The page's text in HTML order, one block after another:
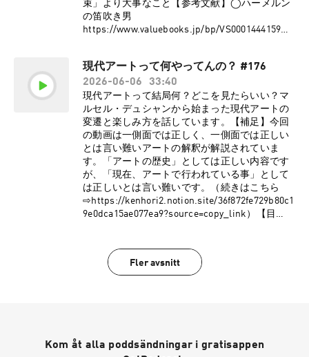
VuUv5jLeFBViDU⁠⁠⁠⁠⁠⁠⁠⁠⁠⁠⁠⁠⁠⁠⁠⁠⁠⁠⁠⁠⁠⁠⁠⁠⁠⁠⁠⁠⁠⁠⁠⁠⁠⁠⁠⁠⁠⁠⁠⁠⁠⁠⁠⁠⁠⁠⁠⁠⁠⁠⁠⁠⁠⁠⁠⁠⁠⁠⁠⁠⁠⁠⁠⁠⁠⁠⁠⁠⁠⁠⁠⁠⁠⁠⁠⁠⁠⁠⁠⁠⁠⁠⁠⁠⁠⁠⁠⁠⁠⁠⁠⁠⁠⁠⁠⁠⁠⁠⁠⁠⁠⁠⁠⁠⁠⁠⁠⁠⁠⁠⁠⁠⁠⁠⁠⁠⁠⁠⁠⁠⁠⁠⁠⁠⁠⁠⁠)◯ゆる天文学ラジオ
(⁠⁠⁠⁠⁠⁠⁠⁠⁠⁠⁠⁠⁠⁠⁠⁠⁠⁠⁠⁠⁠⁠⁠⁠⁠⁠⁠⁠⁠⁠⁠⁠⁠⁠⁠⁠⁠⁠⁠⁠⁠⁠⁠⁠⁠⁠⁠⁠⁠⁠⁠⁠⁠⁠⁠⁠⁠⁠⁠⁠⁠⁠⁠⁠⁠⁠⁠⁠⁠⁠⁠⁠⁠⁠⁠⁠⁠⁠⁠⁠⁠⁠⁠⁠⁠⁠⁠⁠⁠⁠⁠⁠⁠⁠⁠⁠⁠⁠⁠⁠⁠⁠⁠⁠⁠⁠⁠⁠⁠⁠⁠⁠⁠⁠⁠⁠⁠⁠⁠⁠⁠⁠⁠⁠⁠⁠⁠https://open.spotify.com/show/6CGctNRB
します！Gmail ⇨ u.takumi.cello@gmail.comX
⇨ ⁠⁠⁠⁠⁠⁠⁠⁠⁠⁠⁠⁠⁠⁠⁠⁠⁠⁠⁠⁠⁠⁠⁠⁠⁠⁠⁠⁠⁠⁠⁠https://x.com/urashitatakumi⁠⁠⁠⁠⁠⁠⁠⁠⁠⁠⁠⁠⁠⁠⁠⁠⁠⁠⁠⁠⁠⁠⁠⁠⁠⁠⁠⁠⁠⁠⁠個人YouTube
【姉妹チャンネル】◯ゆる言語学ラジオ
(⁠⁠⁠⁠⁠⁠⁠⁠⁠⁠⁠⁠⁠⁠⁠⁠⁠⁠⁠⁠⁠⁠⁠⁠⁠⁠⁠⁠⁠⁠⁠⁠⁠⁠⁠⁠⁠⁠⁠⁠⁠⁠⁠⁠⁠⁠⁠⁠⁠⁠⁠⁠⁠⁠⁠⁠⁠⁠⁠⁠⁠⁠⁠⁠⁠⁠⁠⁠⁠⁠⁠⁠⁠⁠⁠⁠⁠⁠⁠⁠⁠⁠⁠⁠⁠⁠⁠⁠⁠⁠⁠⁠⁠⁠⁠⁠⁠⁠⁠⁠⁠⁠⁠⁠⁠⁠⁠⁠⁠⁠⁠⁠⁠⁠⁠⁠⁠⁠⁠⁠⁠⁠⁠⁠⁠⁠https://open.spotify.com/show/3nBZ3AgB
AfSYdHbpJflIHZ⁠⁠⁠⁠⁠⁠⁠⁠⁠⁠⁠⁠⁠⁠⁠⁠⁠⁠⁠⁠⁠⁠⁠⁠⁠⁠⁠⁠⁠⁠⁠⁠⁠⁠⁠⁠⁠⁠⁠⁠⁠⁠⁠⁠⁠⁠⁠⁠⁠⁠⁠⁠⁠⁠⁠⁠⁠⁠⁠⁠⁠⁠⁠⁠⁠⁠⁠⁠⁠⁠⁠⁠⁠⁠⁠⁠⁠⁠⁠⁠⁠⁠⁠⁠⁠⁠⁠⁠⁠⁠⁠⁠⁠⁠⁠⁠⁠⁠⁠⁠⁠⁠⁠⁠⁠⁠⁠⁠⁠⁠⁠⁠⁠⁠⁠⁠⁠⁠⁠⁠⁠⁠⁠⁠⁠⁠)◯ゆるコンピュータ科学
ラジオ
(⁠⁠⁠⁠⁠⁠⁠⁠⁠⁠⁠⁠⁠⁠⁠⁠⁠⁠⁠⁠⁠⁠⁠⁠⁠⁠⁠⁠⁠⁠⁠⁠⁠⁠⁠⁠⁠⁠⁠⁠⁠⁠⁠⁠⁠⁠⁠⁠⁠⁠⁠⁠⁠⁠⁠⁠⁠⁠⁠⁠⁠⁠⁠⁠⁠⁠⁠⁠⁠⁠⁠⁠⁠⁠⁠⁠⁠⁠⁠⁠⁠⁠⁠⁠⁠⁠⁠⁠⁠⁠⁠⁠⁠⁠⁠⁠⁠⁠⁠⁠⁠⁠⁠⁠⁠⁠⁠⁠⁠⁠⁠⁠⁠⁠⁠⁠⁠⁠⁠⁠⁠⁠⁠⁠⁠⁠https://open.spotify.com/show/32qgIhAHY
nseWxiGyrFzSt⁠⁠⁠⁠⁠⁠⁠⁠⁠⁠⁠⁠⁠⁠⁠⁠⁠⁠⁠⁠⁠⁠⁠⁠⁠⁠⁠⁠⁠⁠⁠⁠⁠⁠⁠⁠⁠⁠⁠⁠⁠⁠⁠⁠⁠⁠⁠⁠⁠⁠⁠⁠⁠⁠⁠⁠⁠⁠⁠⁠⁠⁠⁠⁠⁠⁠⁠⁠⁠⁠⁠⁠⁠⁠⁠⁠⁠⁠⁠⁠⁠⁠⁠⁠⁠⁠⁠⁠⁠⁠⁠⁠⁠⁠⁠⁠⁠⁠⁠⁠⁠⁠⁠⁠⁠⁠⁠⁠⁠⁠⁠⁠⁠⁠⁠⁠⁠⁠⁠⁠⁠⁠⁠⁠⁠⁠)◯ゆる音楽学ラジオ
(⁠⁠⁠⁠⁠⁠⁠⁠⁠⁠⁠⁠⁠⁠⁠⁠⁠⁠⁠⁠⁠⁠⁠⁠⁠⁠⁠⁠⁠⁠⁠⁠⁠⁠⁠⁠⁠⁠⁠⁠⁠⁠⁠⁠⁠⁠⁠⁠⁠⁠⁠⁠⁠⁠⁠⁠⁠⁠⁠⁠⁠⁠⁠⁠⁠⁠⁠⁠⁠⁠⁠⁠⁠⁠⁠⁠⁠⁠⁠⁠⁠⁠⁠⁠⁠⁠⁠⁠⁠⁠⁠⁠⁠⁠⁠⁠⁠⁠⁠⁠⁠⁠⁠⁠⁠⁠⁠⁠⁠⁠⁠⁠⁠⁠⁠⁠⁠⁠⁠⁠⁠⁠⁠⁠⁠⁠https://open.spotify.com/show/7Ba89bnuE
W0pyMeUbGR3oT⁠⁠⁠⁠⁠⁠⁠⁠⁠⁠⁠⁠⁠⁠⁠⁠⁠⁠⁠⁠⁠⁠⁠⁠⁠⁠⁠⁠⁠⁠⁠⁠⁠⁠⁠⁠⁠⁠⁠⁠⁠⁠⁠⁠⁠⁠⁠⁠⁠⁠⁠⁠⁠⁠⁠⁠⁠⁠⁠⁠⁠⁠⁠⁠⁠⁠⁠⁠⁠⁠⁠⁠⁠⁠⁠⁠⁠⁠⁠⁠⁠⁠⁠⁠⁠⁠⁠⁠⁠⁠⁠⁠⁠⁠⁠⁠⁠⁠⁠⁠⁠⁠⁠⁠⁠⁠⁠⁠⁠⁠⁠⁠⁠⁠⁠⁠⁠⁠⁠⁠⁠⁠⁠⁠⁠⁠)◯ゆる民俗学ラジオ
(⁠⁠⁠⁠⁠⁠⁠⁠⁠⁠⁠⁠⁠⁠⁠⁠⁠⁠⁠⁠⁠⁠⁠⁠⁠⁠⁠⁠⁠⁠⁠⁠⁠⁠⁠⁠⁠⁠⁠⁠⁠⁠⁠⁠⁠⁠⁠⁠⁠⁠⁠⁠⁠⁠⁠⁠⁠⁠⁠⁠⁠⁠⁠⁠⁠⁠⁠⁠⁠⁠⁠⁠⁠⁠⁠⁠⁠⁠⁠⁠⁠⁠⁠⁠⁠⁠⁠⁠⁠⁠⁠⁠⁠⁠⁠⁠⁠⁠⁠⁠⁠⁠⁠⁠⁠⁠⁠⁠⁠⁠⁠⁠⁠⁠⁠⁠⁠⁠⁠⁠⁠⁠⁠⁠⁠⁠https://open.spotify.com/show/2OPaWdgR
VuUv5jLeFBViDU⁠⁠⁠⁠⁠⁠⁠⁠⁠⁠⁠⁠⁠⁠⁠⁠⁠⁠⁠⁠⁠⁠⁠⁠⁠⁠⁠⁠⁠⁠⁠⁠⁠⁠⁠⁠⁠⁠⁠⁠⁠⁠⁠⁠⁠⁠⁠⁠⁠⁠⁠⁠⁠⁠⁠⁠⁠⁠⁠⁠⁠⁠⁠⁠⁠⁠⁠⁠⁠⁠⁠⁠⁠⁠⁠⁠⁠⁠⁠⁠⁠⁠⁠⁠⁠⁠⁠⁠⁠⁠⁠⁠⁠⁠⁠⁠⁠⁠⁠⁠⁠⁠⁠⁠⁠⁠⁠⁠⁠⁠⁠⁠⁠⁠⁠⁠⁠⁠⁠⁠⁠⁠⁠⁠⁠⁠)◯ゆる天文学ラジオ
(⁠⁠⁠⁠⁠⁠⁠⁠⁠⁠⁠⁠⁠⁠⁠⁠⁠⁠⁠⁠⁠⁠⁠⁠⁠⁠⁠⁠⁠⁠⁠⁠⁠⁠⁠⁠⁠⁠⁠⁠⁠⁠⁠⁠⁠⁠⁠⁠⁠⁠⁠⁠⁠⁠⁠⁠⁠⁠⁠⁠⁠⁠⁠⁠⁠⁠⁠⁠⁠⁠⁠⁠⁠⁠⁠⁠⁠⁠⁠⁠⁠⁠⁠⁠⁠⁠⁠⁠⁠⁠⁠⁠⁠⁠⁠⁠⁠⁠⁠⁠⁠⁠⁠⁠⁠⁠⁠⁠⁠⁠⁠⁠⁠⁠⁠⁠⁠⁠⁠⁠⁠⁠⁠⁠⁠⁠https://open.spotify.com/show/6CGctNRB
pOJmNPPSbvGV51⁠⁠⁠⁠⁠⁠⁠⁠⁠⁠⁠⁠⁠⁠⁠⁠⁠⁠⁠⁠⁠⁠⁠⁠⁠⁠⁠⁠⁠⁠⁠⁠⁠⁠⁠⁠⁠⁠⁠⁠⁠⁠⁠⁠⁠⁠⁠⁠⁠⁠⁠⁠⁠⁠⁠⁠⁠⁠⁠⁠⁠⁠⁠⁠⁠⁠⁠⁠⁠⁠⁠⁠⁠⁠⁠⁠⁠⁠⁠⁠⁠⁠⁠⁠⁠⁠⁠⁠⁠⁠⁠⁠⁠⁠⁠⁠⁠⁠⁠⁠⁠⁠⁠⁠⁠⁠⁠⁠⁠⁠⁠⁠⁠⁠⁠⁠⁠⁠⁠⁠⁠⁠⁠⁠⁠⁠)
公式X】 ゆる哲学ラジオのXアカウントがあるの
で、是非フォローしてください！⇨
ら！】⁠⁠⁠⁠⁠⁠⁠⁠⁠⁠⁠⁠⁠⁠⁠⁠⁠⁠⁠⁠⁠⁠⁠⁠⁠⁠⁠⁠⁠⁠⁠⁠⁠⁠⁠⁠⁠⁠⁠⁠⁠⁠⁠⁠⁠⁠⁠⁠⁠⁠⁠⁠⁠⁠⁠⁠⁠⁠⁠⁠⁠⁠⁠⁠⁠⁠⁠⁠⁠⁠⁠⁠⁠⁠⁠⁠⁠⁠⁠⁠⁠⁠⁠⁠⁠⁠⁠⁠⁠⁠⁠⁠⁠⁠⁠⁠⁠⁠⁠⁠⁠⁠⁠⁠⁠⁠⁠⁠⁠⁠⁠⁠⁠⁠⁠⁠⁠⁠⁠⁠⁠⁠⁠⁠⁠info@pedantic.jp⁠⁠⁠⁠⁠⁠⁠⁠⁠⁠⁠⁠⁠⁠⁠⁠⁠⁠⁠⁠⁠⁠⁠⁠⁠⁠⁠⁠⁠⁠⁠⁠⁠⁠⁠⁠⁠⁠⁠⁠⁠⁠⁠⁠⁠⁠⁠⁠⁠⁠⁠⁠⁠⁠⁠⁠⁠⁠⁠⁠⁠⁠⁠⁠⁠⁠⁠⁠⁠⁠⁠⁠⁠⁠⁠⁠⁠⁠⁠⁠⁠⁠⁠⁠⁠⁠⁠⁠⁠⁠⁠⁠⁠⁠⁠⁠⁠⁠⁠⁠⁠⁠⁠⁠⁠⁠⁠⁠⁠⁠⁠⁠⁠⁠⁠⁠⁠⁠⁠⁠⁠⁠⁠⁠⁠※ゆる哲学ラ
ジオは株式会社pedanticが制作しています。
【平田トキヒロ：プロフィール】東京学芸大学
教育学部哲学分野卒。企業に勤めながら本を積
んでは読み漁る日々を暮らす。学部時代に社会
学から哲学へ転向。美学にも傾倒。日本哲学会
員。アホなつぶやきとかしてます。
X⇨⁠⁠⁠⁠⁠⁠⁠⁠⁠⁠⁠⁠⁠⁠⁠⁠⁠⁠⁠⁠⁠⁠⁠⁠⁠⁠⁠⁠⁠⁠⁠⁠⁠⁠⁠⁠⁠⁠⁠⁠⁠⁠⁠⁠⁠⁠⁠⁠⁠⁠⁠⁠⁠⁠⁠⁠⁠⁠⁠⁠⁠⁠⁠⁠⁠⁠⁠⁠⁠⁠⁠⁠⁠⁠⁠⁠⁠⁠⁠⁠⁠⁠⁠⁠⁠⁠⁠⁠⁠⁠⁠⁠⁠⁠⁠⁠⁠⁠⁠⁠⁠⁠⁠⁠⁠⁠⁠⁠⁠⁠⁠⁠⁠⁠⁠⁠⁠⁠⁠⁠⁠⁠⁠⁠⁠https://twitter.com/yuru_philo⁠⁠⁠⁠⁠⁠⁠⁠⁠⁠⁠⁠⁠⁠⁠⁠⁠⁠⁠⁠⁠⁠⁠⁠⁠⁠⁠⁠⁠⁠⁠⁠⁠⁠⁠⁠⁠⁠⁠⁠⁠⁠⁠⁠⁠⁠⁠⁠⁠⁠⁠⁠⁠⁠⁠⁠⁠⁠⁠⁠⁠⁠⁠⁠⁠⁠⁠⁠⁠⁠⁠⁠⁠⁠⁠⁠⁠⁠⁠⁠⁠⁠⁠⁠⁠⁠⁠⁠⁠⁠⁠⁠⁠⁠⁠⁠⁠⁠⁠⁠⁠⁠⁠⁠⁠⁠⁠⁠⁠⁠⁠⁠⁠⁠⁠⁠⁠⁠⁠⁠⁠⁠⁠⁠⁠【
浦下：プロフィール】東京学芸大学教育学部
卒。A類音楽選修にて器楽（チェロ）を専攻。
今もひたすら熱く楽しくチェロを弾いている。
演奏・レッスンの依頼はGmailかTwitterのDMま
します！Gmail ⇨ u.takumi.cello@gmail.comX
⇨ ⁠⁠⁠⁠⁠⁠⁠⁠⁠⁠⁠⁠⁠⁠⁠⁠⁠⁠⁠⁠⁠⁠⁠⁠⁠⁠⁠⁠⁠⁠https://x.com/urashitatakumi⁠⁠⁠⁠⁠⁠⁠⁠⁠⁠⁠⁠⁠⁠⁠⁠⁠⁠⁠⁠⁠⁠⁠⁠⁠⁠⁠⁠⁠⁠個人YouTube
ラジオ
束」より大事なこと【参考文献】◯ハーメルン
の笛吹き男
https://www.valuebooks.jp/bp/VS0001444159【
items/folder/4a66f8d7ce1d4eb⁠⁠⁠⁠⁠⁠⁠⁠⁠⁠⁠⁠⁠⁠⁠⁠⁠⁠⁠⁠⁠⁠⁠⁠⁠⁠⁠⁠⁠⁠⁠⁠⁠⁠⁠⁠⁠⁠⁠⁠⁠⁠⁠⁠⁠⁠⁠⁠⁠⁠⁠⁠⁠⁠⁠⁠⁠⁠⁠⁠⁠⁠⁠⁠⁠⁠⁠⁠⁠⁠⁠⁠⁠⁠⁠【サポーター
コミュニティはこちらか
ら】⁠⁠⁠⁠⁠⁠⁠⁠⁠⁠⁠⁠⁠⁠⁠⁠⁠⁠⁠⁠⁠⁠⁠⁠⁠⁠⁠⁠⁠⁠⁠⁠⁠⁠⁠⁠⁠⁠⁠⁠⁠⁠⁠⁠⁠⁠⁠⁠⁠⁠⁠⁠⁠⁠⁠⁠⁠⁠⁠⁠⁠⁠⁠⁠⁠⁠⁠⁠⁠⁠⁠⁠⁠⁠⁠⁠⁠⁠⁠⁠⁠⁠⁠⁠⁠⁠⁠⁠⁠⁠⁠⁠⁠⁠⁠⁠⁠⁠⁠⁠⁠⁠⁠⁠⁠⁠⁠⁠⁠⁠⁠⁠⁠⁠⁠⁠⁠⁠⁠⁠⁠⁠⁠⁠https://yurugakuto.com/tetsu⁠⁠⁠⁠⁠⁠⁠⁠⁠⁠⁠⁠⁠⁠⁠⁠⁠⁠⁠⁠⁠⁠⁠⁠⁠⁠⁠⁠⁠⁠⁠⁠⁠⁠⁠⁠⁠⁠⁠⁠⁠⁠⁠⁠⁠⁠⁠⁠⁠⁠⁠⁠⁠⁠⁠⁠⁠⁠⁠⁠⁠⁠⁠⁠⁠⁠⁠⁠⁠⁠⁠⁠⁠⁠⁠⁠⁠⁠⁠⁠⁠⁠⁠⁠⁠⁠⁠⁠⁠⁠⁠⁠⁠⁠⁠⁠⁠⁠⁠⁠⁠⁠⁠⁠⁠⁠⁠⁠⁠⁠⁠⁠⁠⁠⁠⁠⁠⁠⁠⁠⁠⁠⁠⁠【
公式X】 ゆる哲学ラジオのXアカウントがあるの
で、是非フォローしてください！⇨
⁠⁠⁠⁠⁠⁠⁠⁠⁠⁠⁠⁠⁠⁠⁠⁠⁠⁠⁠⁠⁠⁠⁠⁠⁠⁠⁠⁠⁠⁠⁠⁠⁠⁠⁠⁠⁠⁠⁠⁠⁠⁠⁠⁠⁠⁠⁠⁠⁠⁠⁠⁠⁠⁠⁠⁠⁠⁠⁠⁠⁠⁠⁠⁠⁠⁠⁠⁠⁠⁠⁠⁠⁠⁠⁠⁠⁠⁠⁠⁠⁠https://twitter.com/yuru_philosophy⁠⁠⁠⁠⁠⁠⁠⁠⁠⁠⁠⁠⁠⁠⁠⁠⁠⁠⁠⁠⁠⁠⁠⁠⁠⁠⁠⁠⁠⁠⁠⁠⁠⁠⁠⁠⁠⁠⁠⁠⁠⁠⁠⁠⁠⁠⁠⁠⁠⁠⁠⁠⁠⁠⁠⁠⁠⁠⁠⁠⁠⁠⁠⁠⁠⁠⁠⁠⁠⁠⁠⁠⁠⁠⁠⁠⁠⁠⁠⁠【お
仕事依頼はこち
ら！】⁠⁠⁠⁠⁠⁠⁠⁠⁠⁠⁠⁠⁠⁠⁠⁠⁠⁠⁠⁠⁠⁠⁠⁠⁠⁠⁠⁠⁠⁠⁠⁠⁠⁠⁠⁠⁠⁠⁠⁠⁠⁠⁠⁠⁠⁠⁠⁠⁠⁠⁠⁠⁠⁠⁠⁠⁠⁠⁠⁠⁠⁠⁠⁠⁠⁠⁠⁠⁠⁠⁠⁠⁠⁠⁠⁠⁠⁠⁠⁠⁠⁠⁠⁠⁠⁠⁠⁠⁠⁠⁠⁠⁠⁠⁠⁠⁠⁠⁠⁠⁠⁠⁠⁠⁠⁠⁠⁠⁠⁠⁠⁠⁠⁠⁠⁠⁠⁠⁠⁠⁠⁠⁠⁠info@pedantic.jp⁠⁠⁠⁠⁠⁠⁠⁠⁠⁠⁠⁠⁠⁠⁠⁠⁠⁠⁠⁠⁠⁠⁠⁠⁠⁠⁠⁠⁠⁠⁠⁠⁠⁠⁠⁠⁠⁠⁠⁠⁠⁠⁠⁠⁠⁠⁠⁠⁠⁠⁠⁠⁠⁠⁠⁠⁠⁠⁠⁠⁠⁠⁠⁠⁠⁠⁠⁠⁠⁠⁠⁠⁠⁠⁠⁠⁠⁠⁠⁠⁠⁠⁠⁠⁠⁠⁠⁠⁠⁠⁠⁠⁠⁠⁠⁠⁠⁠⁠⁠⁠⁠⁠⁠⁠⁠⁠⁠⁠⁠⁠⁠⁠⁠⁠⁠⁠⁠⁠⁠⁠⁠⁠⁠※ゆる哲学ラ
ジオは株式会社pedanticが制作しています。
【平田トキヒロ：プロフィール】東京学芸大学
教育学部哲学分野卒。企業に勤めながら本を積
んでは読み漁る日々を暮らす。学部時代に社会
X⇨⁠⁠⁠⁠⁠⁠⁠⁠⁠⁠⁠⁠⁠⁠⁠⁠⁠⁠⁠⁠⁠⁠⁠⁠⁠⁠⁠⁠⁠⁠⁠⁠⁠⁠⁠⁠⁠⁠⁠⁠⁠⁠⁠⁠⁠⁠⁠⁠⁠⁠⁠⁠⁠⁠⁠⁠⁠⁠⁠⁠⁠⁠⁠⁠⁠⁠⁠⁠⁠⁠⁠⁠⁠⁠⁠⁠⁠⁠⁠⁠⁠⁠⁠⁠⁠⁠⁠⁠⁠⁠⁠⁠⁠⁠⁠⁠⁠⁠⁠⁠⁠⁠⁠⁠⁠⁠⁠⁠⁠⁠⁠⁠⁠⁠⁠⁠⁠⁠⁠⁠⁠⁠⁠⁠https://twitter.com/yuru_philo⁠⁠⁠⁠⁠⁠⁠⁠⁠⁠⁠⁠⁠⁠⁠⁠⁠⁠⁠⁠⁠⁠⁠⁠⁠⁠⁠⁠⁠⁠⁠⁠⁠⁠⁠⁠⁠⁠⁠⁠⁠⁠⁠⁠⁠⁠⁠⁠⁠⁠⁠⁠⁠⁠⁠⁠⁠⁠⁠⁠⁠⁠⁠⁠⁠⁠⁠⁠⁠⁠⁠⁠⁠⁠⁠⁠⁠⁠⁠⁠⁠⁠⁠⁠⁠⁠⁠⁠⁠⁠⁠⁠⁠⁠⁠⁠⁠⁠⁠⁠⁠⁠⁠⁠⁠⁠⁠⁠⁠⁠⁠⁠⁠⁠⁠⁠⁠⁠⁠⁠⁠⁠⁠⁠【
浦下：プロフィール】東京学芸大学教育学部
します！Gmail ⇨ u.takumi.cello@gmail.comX
現代アートって何やってんの？ #176
2026-06-06
33:40
現代アートって結局何？どこを見たらいい？マ
ルセル・デュシャンから始まった現代アートの
変遷と楽しみ方を話しています。【補足】今回
の動画は一側面では正しく、一側面では正しい
とは言い難いアートの解釈が解説されていま
す。「アートの歴史」としては正しい内容です
が、「現在、アートで行われている事」として
は正しいとは言い難いです。（続きはこちら
⇨https://kenhori2.notion.site/36f872fe729b80c1
9e0dca15ae077ea9?source=copy_link）【目
ン12:48 美術の価値は○○次第17:48 隠された定義
を暴け22:42 裸の女性しか入れない26:26 行為こ
現代アートの哲学
Fler avsnitt
Kom åt alla poddsändningar i gratisappen